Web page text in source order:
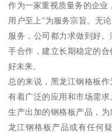
作为一家重视质量务的企业
用户至上”为服务宗旨。无
服务，公司都力求做到好
手合作，建立长期稳定的
好未来。
总的来说，黑龙江钢格板
有着广泛的应用和市场需求
生产出加的钢格板产品，
龙江钢格板产品或有任何